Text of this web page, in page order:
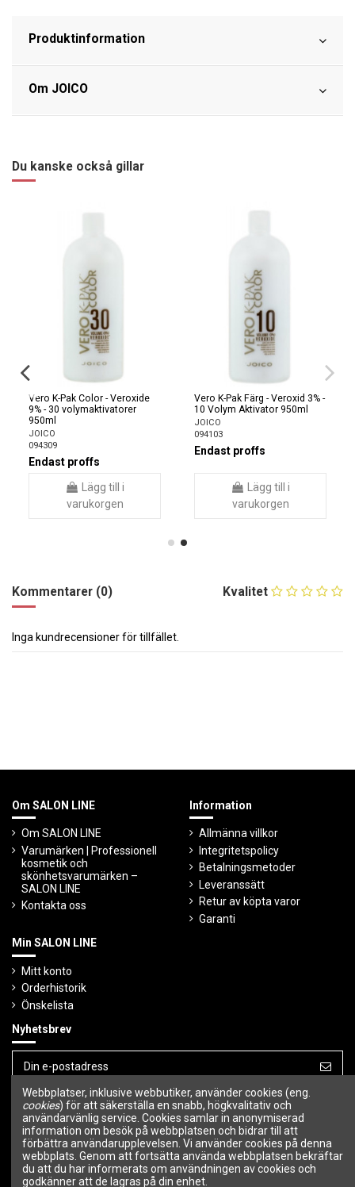
Produktinformation
Om JOICO
Du kanske också gillar
Vero K-Pak Color - Veroxide
9% - 30 volymaktivatorer
950ml
JOICO
094309
Endast proffs
Lägg till i
varukorgen
Vero K-Pak Färg - Veroxid 3% -
10 Volym Aktivator 950ml
JOICO
094103
Endast proffs
Lägg till i
varukorgen
Kvalitet
Kommentarer (0)
Inga kundrecensioner för tillfället.
Om SALON LINE
Om SALON LINE
Varumärken | Professionell
kosmetik och
skönhetsvarumärken –
SALON LINE
Kontakta oss
Information
Allmänna villkor
Integritetspolicy
Betalningsmetoder
Leveranssätt
Retur av köpta varor
Garanti
Min SALON LINE
Mitt konto
Orderhistorik
Önskelista
Nyhetsbrev
Du kan avbryta prenumerationen när som
helst.
Följ oss
Webbplatser, inklusive webbutiker, använder cookies (eng.
cookies) för att säkerställa en snabb, högkvalitativ och
användarvänlig service. Cookies samlar in anonymiserad
information om besök på webbplatsen och bidrar till att
förbättra användarupplevelsen. Vi använder cookies på denna
webbplats. Genom att fortsätta använda webbplatsen bekräftar
du att du har informerats om användningen av cookies och
godkänner att de lagras på din enhet.